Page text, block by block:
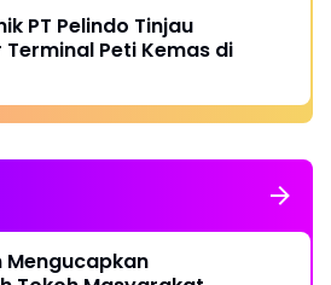
PT Pelindo Tinjau
Peti Kemas di
Mengucapkan